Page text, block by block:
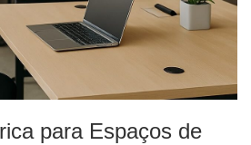
para Espaços de